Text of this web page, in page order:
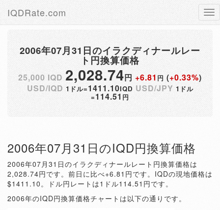
IQDRate.com
2006年07月31日のイラクディナールレー
ト円換算価格
25,000 IQD 2,028.74円+6.81円 (+0.33%)
USD/IQD 1ドル=1411.10IQD USD/JPY 1ドル
=114.51 円
2006年07月31日のIQD円換算価格
2006年07月31日のイラクディナールレート円換算価格は
2,028.74円です。前日に比べ+6.81円です。IQDの現地価格は
$1411.10。ドル円レートは1ドル114.51円です。
2006年のIQD円換算価格チャートは以下の通りです。